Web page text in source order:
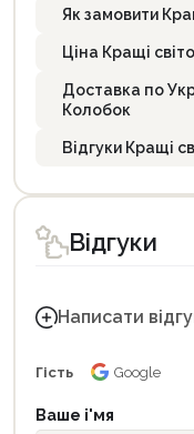
Як замовити
Ціна Кращі
Доставка по
Колобок
Відгуки Кращі
Відгуки
Написати
Гість Google
Ваше і'мя